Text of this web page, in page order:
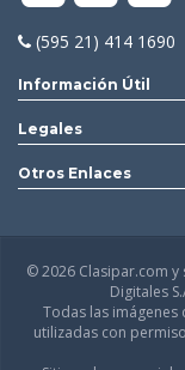
(595 21) 414 1690
Información Útil
Legales
Otros Enlaces
© 2026 Clasipar.com
Digitales
Todas las
utilizadas con